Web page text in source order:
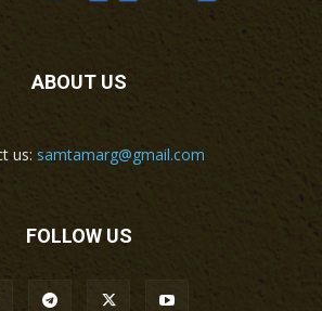
ABOUT US
us: samtamarg@gmail.com
FOLLOW US